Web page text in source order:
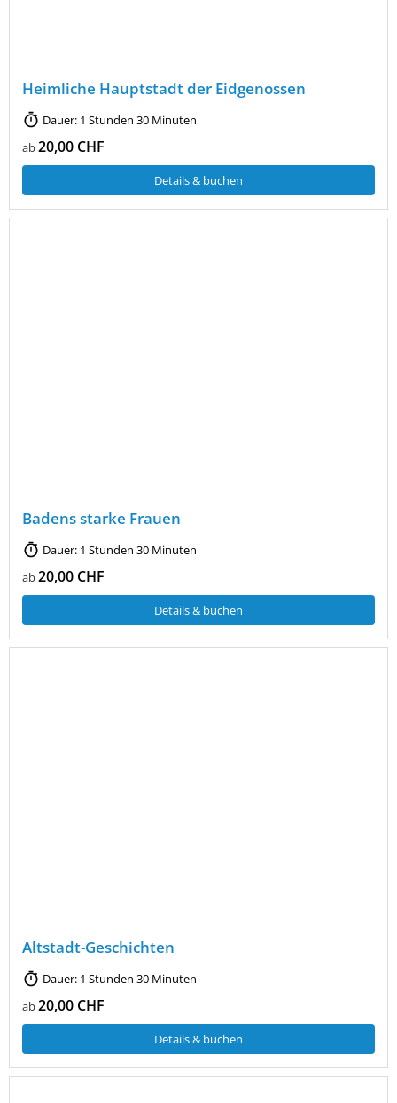
Heimliche Hauptstadt der Eidgenossen
Dauer: 1 Stunden 30 Minuten
ab20,00 CHF
Details & buchen
Badens starke Frauen
Dauer: 1 Stunden 30 Minuten
ab20,00 CHF
Details & buchen
Altstadt-Geschichten
Dauer: 1 Stunden 30 Minuten
ab20,00 CHF
Details & buchen